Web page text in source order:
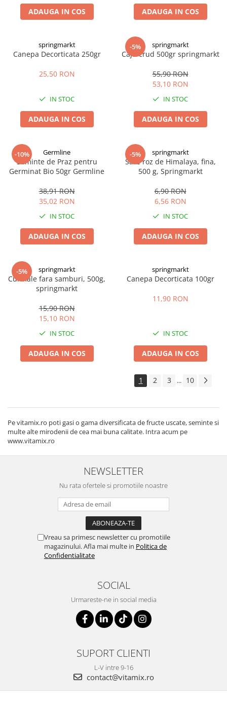
ADAUGA IN COS ADAUGA IN COS
springmarkt
Canepa Decorticata 250gr
25,50 RON
IN STOC
ADAUGA IN COS
-5% springmarkt
Caju crud 500gr springmarkt
55,90 RON
53,10 RON
IN STOC
ADAUGA IN COS
-10% Germline
Seminte de Praz pentru
Germinat Bio 50gr Germline
38,91 RON
35,02 RON
IN STOC
ADAUGA IN COS
-5% springmarkt
Sare roz de Himalaya, fina,
500 g, Springmarkt
6,90 RON
6,56 RON
IN STOC
ADAUGA IN COS
-5% springmarkt
Curmale fara samburi, 500g,
springmarkt
15,90 RON
15,10 RON
IN STOC
ADAUGA IN COS
springmarkt
Canepa Decorticata 100gr
11,90 RON
IN STOC
ADAUGA IN COS
1 2 3 ... 10
Pe vitamix.ro poti gasi o gama diversificata de fructe uscate, seminte si
multe alte mirodenii de cea mai buna calitate. Intra acum pe
www.vitamix.ro
NEWSLETTER
Nu rata ofertele si promotiile noastre
Vreau sa primesc newsletter cu promotiile
magazinului. Afla mai multe in Politica de
Confidentialitate
SOCIAL
Urmareste-ne in social media
SUPORT CLIENTI
L-V intre 9-16
contact@vitamix.ro